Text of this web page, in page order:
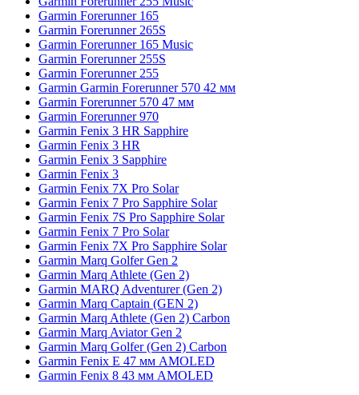
Garmin Forerunner 165
Garmin Forerunner 265S
Garmin Forerunner 165 Music
Garmin Forerunner 255S
Garmin Forerunner 255
Garmin Garmin Forerunner 570 42 мм
Garmin Forerunner 570 47 мм
Garmin Forerunner 970
Garmin Fenix 3 HR Sapphire
Garmin Fenix 3 HR
Garmin Fenix 3 Sapphire
Garmin Fenix 3
Garmin Fenix 7X Pro Solar
Garmin Fenix 7 Pro Sapphire Solar
Garmin Fenix 7S Pro Sapphire Solar
Garmin Fenix 7 Pro Solar
Garmin Fenix 7X Pro Sapphire Solar
Garmin Marq Golfer Gen 2
Garmin Marq Athlete (Gen 2)
Garmin MARQ Adventurer (Gen 2)
Garmin Marq Captain (GEN 2)
Garmin Marq Athlete (Gen 2) Carbon
Garmin Marq Aviator Gen 2
Garmin Marq Golfer (Gen 2) Carbon
Garmin Fenix E 47 мм AMOLED
Garmin Fenix 8 43 мм AMOLED